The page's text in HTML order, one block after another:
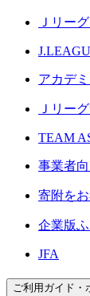
Ｊリー
アカデ
Ｊリー
TEAM
事業者
寄附を
企業版
JFA
ご利用ガイド・